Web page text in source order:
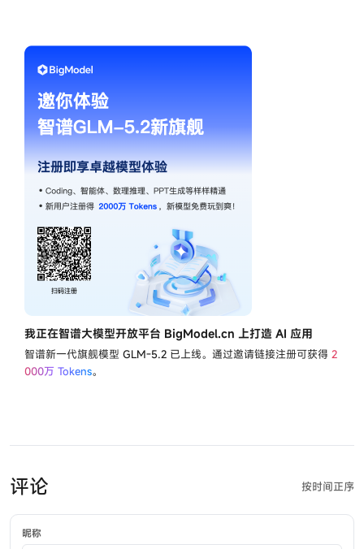
我正在智谱大模型开放平台 BigModel.cn 上打造 AI 应用
智谱新一代旗舰模型 GLM-5.2 已上线。通过邀请链接注册可获得 2
000万 Tokens。
评论 按时间正序
昵称